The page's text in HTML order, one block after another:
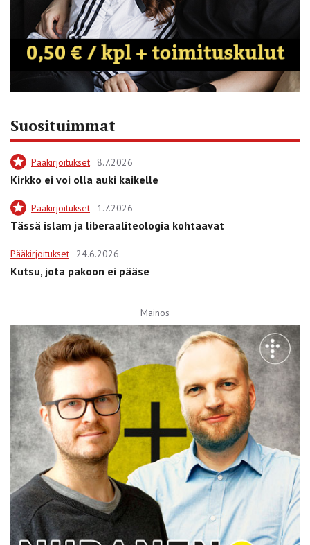
Suosituimmat
Pääkirjoitukset 8.7.2026
Kirkko ei voi olla auki kaikelle
Pääkirjoitukset 1.7.2026
Tässä islam ja liberaaliteologia kohtaavat
Pääkirjoitukset 24.6.2026
Kutsu, jota pakoon ei pääse
Mainos